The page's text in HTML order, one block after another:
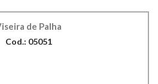
de Palha
Cod.: 05051